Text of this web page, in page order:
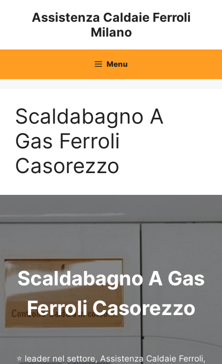
Assistenza Caldaie Ferroli
Milano
Menu
Scaldabagno A
Gas Ferroli
Casorezzo
Scaldabagno A Gas
Ferroli Casorezzo
⭐ leader nel settore, Assistenza Caldaie Ferroli,